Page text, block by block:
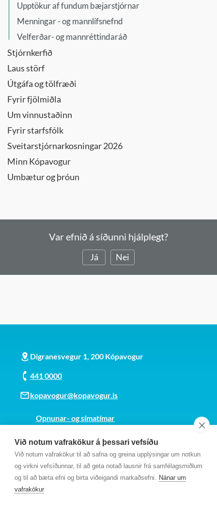
Við notum vafrakökur á þessari vefsíðu
Við notum vafrakökur til að safna og greina upplýsingar um notkun
og virkni vefsíðunnar, til að geta notað lausnir frá samfélagsmiðlum
og til að bæta efni og birta viðeigandi markaðsefni. Nánar um
vafrakökur
Upptökur af fundum bæjarstjórnar
Menningar - og mannlífsnefnd
Velferðar- og mannréttindaráð
Stjórnkerfið
Laus störf
Útgáfa og tölfræði
Fyrir fjölmiðla
Um vinnustaðinn
Fyrir starfsfólk
Sveitarstjórnarkosningar 2026
Minn Kópavogur
Umbætur og þróun
Var efnið á síðunni hjálplegt?
Já Nei
Digranesvegur 1, 200 Kópavogur
441 0000
kopavogur@kopavogur.is
Opnunar- og símatímar
Kt. 700169-3759
Fundarmannagátt